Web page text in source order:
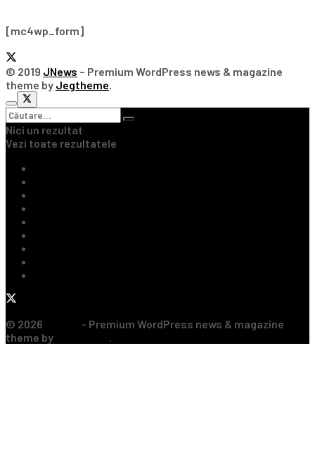
[mc4wp_form]
© 2019 JNews – Premium WordPress news & magazine
theme by Jegtheme.
Nici un rezultat
Vezi toate rezultatele
© 2026
- Premium WordPress news & magazine
theme by